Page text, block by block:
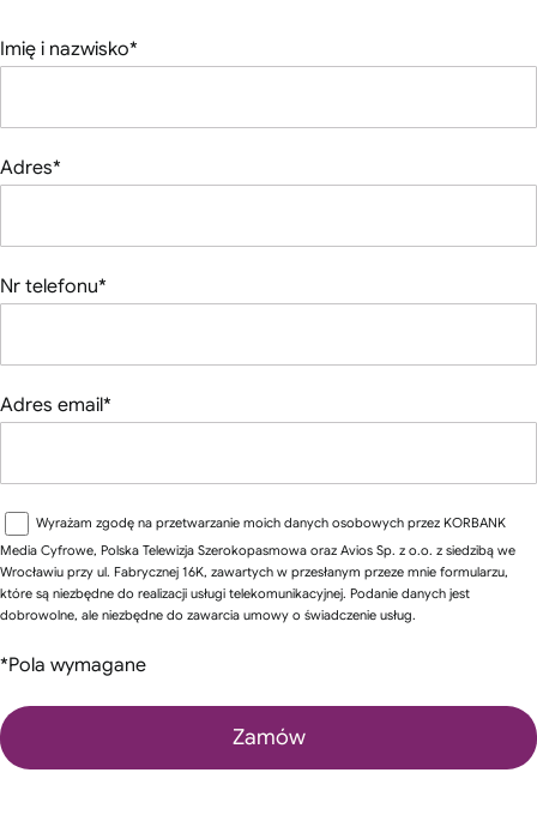
Imię i nazwisko*
Adres*
Nr telefonu*
Adres email*
Wyrażam zgodę na przetwarzanie moich danych osobowych przez KORBANK
Media Cyfrowe, Polska Telewizja Szerokopasmowa oraz Avios Sp. z o.o. z siedzibą we
Wrocławiu przy ul. Fabrycznej 16K, zawartych w przesłanym przeze mnie formularzu,
które są niezbędne do realizacji usługi telekomunikacyjnej. Podanie danych jest
dobrowolne, ale niezbędne do zawarcia umowy o świadczenie usług.
*Pola wymagane